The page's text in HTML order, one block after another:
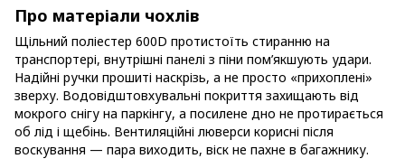
Про матеріали чохлів
Щільний поліестер 600D протистоїть стиранню на
транспортері, внутрішні панелі з піни пом’якшують удари.
Надійні ручки прошиті наскрізь, а не просто «прихоплені»
зверху. Водовідштовхувальні покриття захищають від
мокрого снігу на паркінгу, а посилене дно не протирається
об лід і щебінь. Вентиляційні люверси корисні після
воскування — пара виходить, віск не пахне в багажнику.